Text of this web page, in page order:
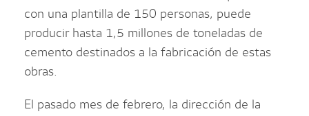
con una plantilla de 150 personas, puede
producir hasta 1,5 millones de toneladas de
cemento destinados a la fabricación de estas
obras.
El pasado mes de febrero, la dirección de la